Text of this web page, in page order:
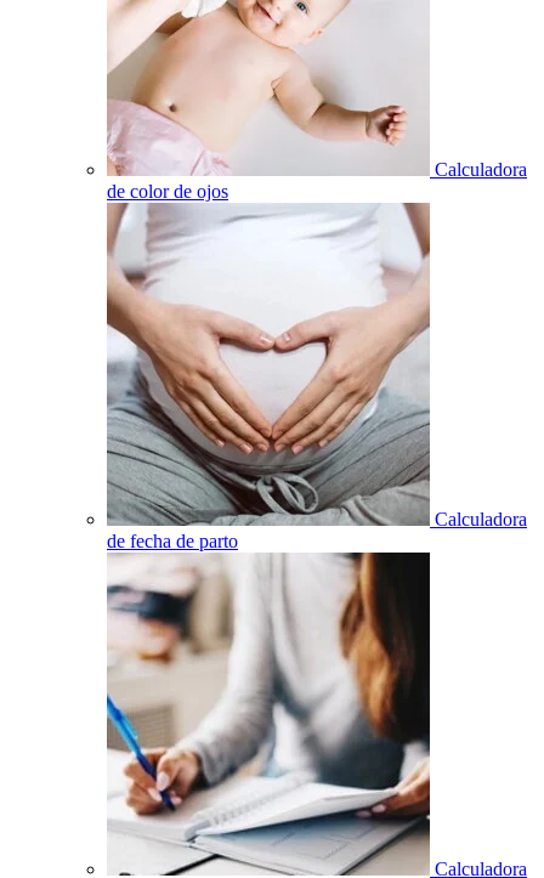
Calculadora
de color de ojos
Calculadora
de fecha de parto
Calculadora